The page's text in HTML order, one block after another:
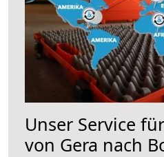
Unser Service
von Gera nach